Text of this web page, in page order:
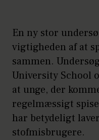
En ny stor
vigtigheden af at
sammen.
University School
at unge, der
regelmæssigt
har betydeligt
stofmisbrugere.